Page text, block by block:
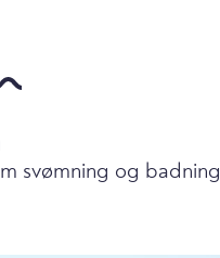
svømning og badning